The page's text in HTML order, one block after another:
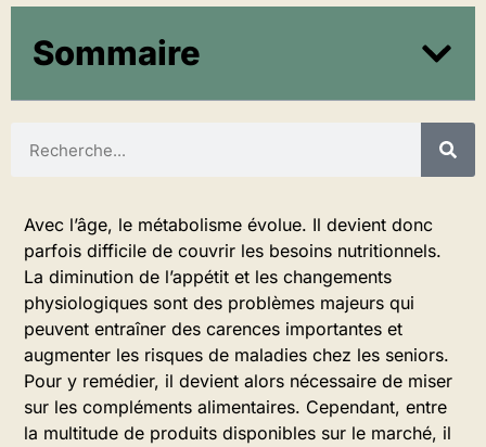
Sommaire
Avec l’âge, le métabolisme évolue. Il devient donc
parfois difficile de couvrir les besoins nutritionnels.
La diminution de l’appétit et les changements
physiologiques sont des problèmes majeurs qui
peuvent entraîner des carences importantes et
augmenter les risques de maladies chez les seniors.
Pour y remédier, il devient alors nécessaire de miser
sur les compléments alimentaires. Cependant, entre
la multitude de produits disponibles sur le marché, il